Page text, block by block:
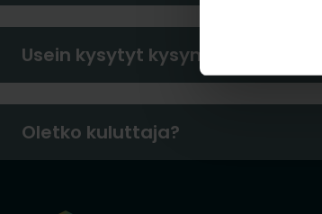
Usein kysytyt kysymykset
Oletko kuluttaja?